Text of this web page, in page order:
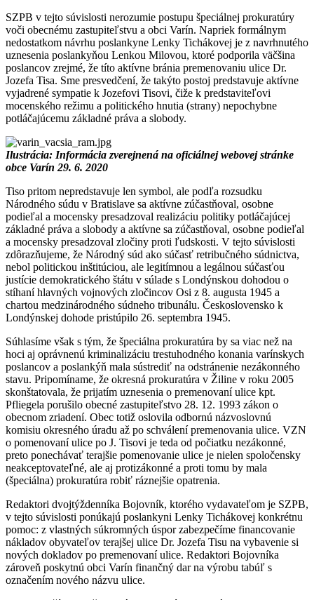
SZPB v tejto súvislosti nerozumie postupu špeciálnej prokuratúry
voči obecnému zastupiteľstvu a obci Varín. Napriek formálnym
nedostatkom návrhu poslankyne Lenky Tichákovej je z navrhnutého
uznesenia poslankyňou Lenkou Milovou, ktoré podporila väčšina
poslancov zrejmé, že títo aktívne bránia premenovaniu ulice Dr.
Jozefa Tisa. Sme presvedčení, že takýto postoj predstavuje aktívne
vyjadrené sympatie k Jozefovi Tisovi, čiže k predstaviteľovi
mocenského režimu a politického hnutia (strany) nepochybne
potláčajúcemu základné práva a slobody.
Ilustrácia: Informácia zverejnená na oficiálnej webovej stránke
obce Varín 29. 6. 2020
Tiso pritom nepredstavuje len symbol, ale podľa rozsudku
Národného súdu v Bratislave sa aktívne zúčastňoval, osobne
podieľal a mocensky presadzoval realizáciu politiky potláčajúcej
základné práva a slobody a aktívne sa zúčastňoval, osobne podieľal
a mocensky presadzoval zločiny proti ľudskosti. V tejto súvislosti
zdôrazňujeme, že Národný súd ako súčasť retribučného súdnictva,
nebol politickou inštitúciou, ale legitímnou a legálnou súčasťou
justície demokratického štátu v súlade s Londýnskou dohodou o
stíhaní hlavných vojnových zločincov Osi z 8. augusta 1945 a
chartou medzinárodného súdneho tribunálu. Československo k
Londýnskej dohode pristúpilo 26. septembra 1945.
Súhlasíme však s tým, že špeciálna prokuratúra by sa viac než na
hoci aj oprávnenú kriminalizáciu trestuhodného konania varínskych
poslancov a poslankýň mala sústrediť na odstránenie nezákonného
stavu. Pripomíname, že okresná prokuratúra v Žiline v roku 2005
skonštatovala, že prijatím uznesenia o premenovaní ulice kpt.
Pfliegela porušilo obecné zastupiteľstvo 28. 12. 1993 zákon o
obecnom zriadení. Obec totiž oslovila odbornú názvoslovnú
komisiu okresného úradu až po schválení premenovania ulice. VZN
o pomenovaní ulice po J. Tisovi je teda od počiatku nezákonné,
preto ponechávať terajšie pomenovanie ulice je nielen spoločensky
neakceptovateľné, ale aj protizákonné a proti tomu by mala
(špeciálna) prokuratúra robiť ráznejšie opatrenia.
Redaktori dvojtýždenníka Bojovník, ktorého vydavateľom je SZPB,
v tejto súvislosti ponúkajú poslankyni Lenky Tichákovej konkrétnu
pomoc: z vlastných súkromných úspor zabezpečíme financovanie
nákladov obyvateľov terajšej ulice Dr. Jozefa Tisu na vybavenie si
nových dokladov po premenovaní ulice. Redaktori Bojovníka
zároveň poskytnú obci Varín finančný dar na výrobu tabúľ s
označením nového názvu ulice.